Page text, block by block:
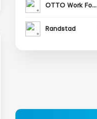
OTTO Work Force
Randstad